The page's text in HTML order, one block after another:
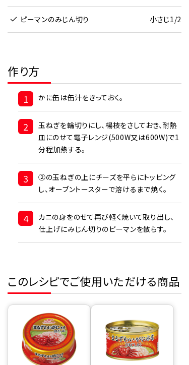
ピーマンのみじん切り 小さじ1/2
作り方
1 かに缶は缶汁をきっておく。
2
玉ねぎを輪切りにし、楊枝をさしておき、耐熱
皿にのせて電子レンジ(500W又は600W)で1
分程加熱する。
3
②の玉ねぎの上にチーズを平らにトッピング
し、オーブントースターで溶けるまで焼く。
4
カニの身をのせて再び軽く焼いて取り出し、
仕上げにみじん切りのピーマンを散らす。
このレシピでご使用いただける商品